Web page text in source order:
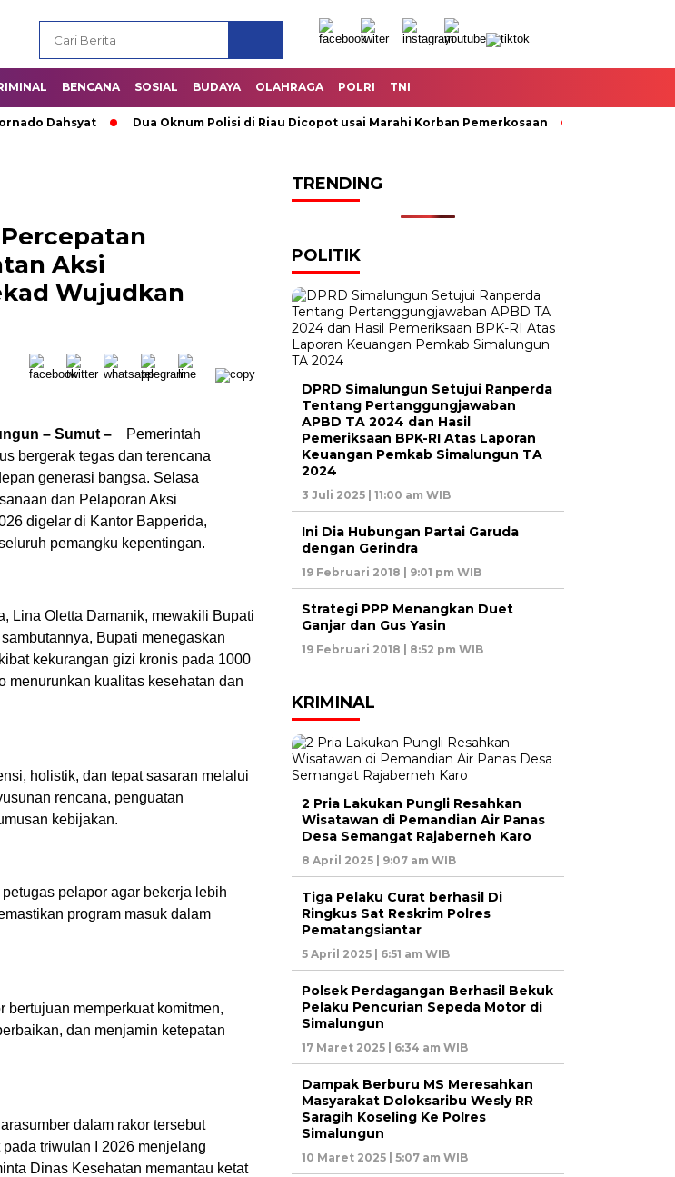
BENCANA SOSIAL BUDAYA OLAHRAGA POLRI TNI
Dahsyat Dua Oknum Polisi di Riau Dicopot usai Marahi Korban Pemerkosaan Kemendag Cabut
Aksi
Wujudkan
– Sumut –
Pemerintah
bergerak tegas dan terencana
generasi bangsa. Selasa
dan Pelaporan Aksi
digelar di Kantor Bapperida,
pemangku kepentingan.
Lina Oletta Damanik, mewakili Bupati
Bupati menegaskan
kekurangan gizi kronis pada 1000
menurunkan kualitas kesehatan dan
holistik, dan tepat sasaran melalui
rencana, penguatan
kebijakan.
pelapor agar bekerja lebih
program masuk dalam
bertujuan memperkuat komitmen,
dan menjamin ketepatan
dalam rakor tersebut
triwulan I 2026 menjelang
Dinas Kesehatan memantau ketat
TRENDING
POLITIK
DPRD Simalungun Setujui Ranperda
Tentang Pertanggungjawaban
APBD TA 2024 dan Hasil
Pemeriksaan BPK-RI Atas Laporan
Keuangan Pemkab Simalungun TA
2024
3 Juli 2025 | 11:00 am WIB
Ini Dia Hubungan Partai Garuda
dengan Gerindra
19 Februari 2018 | 9:01 pm WIB
Strategi PPP Menangkan Duet
Ganjar dan Gus Yasin
19 Februari 2018 | 8:52 pm WIB
KRIMINAL
2 Pria Lakukan Pungli Resahkan
Wisatawan di Pemandian Air Panas
Desa Semangat Rajaberneh Karo
8 April 2025 | 9:07 am WIB
Tiga Pelaku Curat berhasil Di
Ringkus Sat Reskrim Polres
Pematangsiantar
5 April 2025 | 6:51 am WIB
Polsek Perdagangan Berhasil Bekuk
Pelaku Pencurian Sepeda Motor di
Simalungun
17 Maret 2025 | 6:34 am WIB
Dampak Berburu MS Meresahkan
Masyarakat Doloksaribu Wesly RR
Saragih Koseling Ke Polres
Simalungun
10 Maret 2025 | 5:07 am WIB